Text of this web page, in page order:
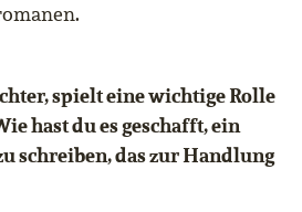
spielt eine wichtige Rolle
hast du es geschafft, ein
schreiben, das zur Handlung